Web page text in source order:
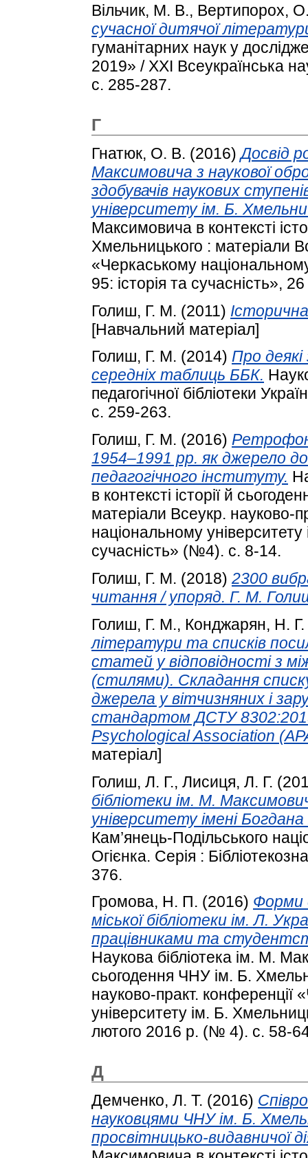
Вільчик, М. В., Вертипорох,
сучасної дитячої
гуманітарних наук у
2019» / XXI Всеукраїнська
с. 285-287.
Г
Гнатюк, О. В. (2016)Досвід
Максимовича з наукової
здобувачів наукових
університету ім. Б.
Максимовича в контексті
Хмельницького : матеріали
«Черкаському
95: історія та сучасність»,
Голиш, Г. М. (2011)
[Навчальний матеріал]
Голиш, Г. М. (2014) Про
середніх таблиць ББК.
педагогічної бібліотеки
с. 259-263.
Голиш, Г. М. (2016)
1954–1991 рр. як джерело
педагогічного інституту.
в контексті історії й
матеріали Всеукр. науково-
національному
сучасність» (№4). с. 8-14.
Голиш, Г. М. (2018) 2300
читання / упоряд. Г. М.
Голиш, Г. М., Конджарян, Н. Г.
літератури та списків
статей у відповідності з
(стилями). Складання
джерела у вітчизняних і
стандартом ДСТУ
Psychological Association
матеріал]
Голиш, Л. Г., Лисиця, Л. Г.
бібліотеки ім. М.
університету імені
Кам’янець-Подільського
Огієнка. Серія :
376.
Громова, Н. П. (2016) Форми
міської бібліотеки ім. Л.
працівниками та
Наукова бібліотека ім. М.
сьогодення ЧНУ ім. Б.
науково-практ. конференції
університету ім. Б.
лютого 2016 р. (№ 4). с. 58-
Д
Демченко, Л. Т. (2016)
науковцями ЧНУ ім. Б.
просвітницько-видавничої